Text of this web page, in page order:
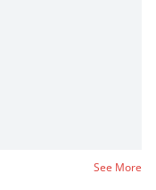
See More